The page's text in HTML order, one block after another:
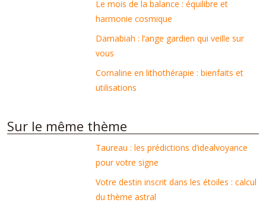
Le mois de la balance : équilibre et
harmonie cosmique
Damabiah : l’ange gardien qui veille sur
vous
Cornaline en lithothérapie : bienfaits et
utilisations
Sur le même thème
Taureau : les prédictions d’idealvoyance
pour votre signe
Votre destin inscrit dans les étoiles : calcul
du thème astral